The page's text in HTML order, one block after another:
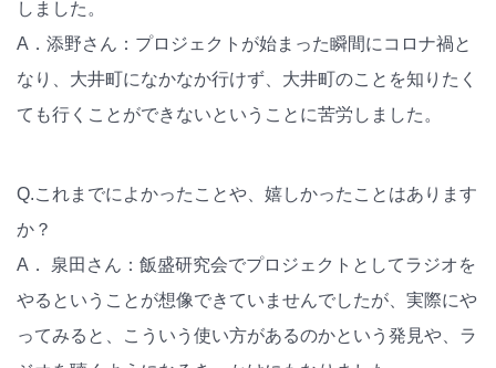
しました。
A．添野さん：プロジェクトが始まった瞬間にコロナ禍と
なり、大井町になかなか行けず、大井町のことを知りたく
ても行くことができないということに苦労しました。
Q.これまでによかったことや、嬉しかったことはあります
か？
A． 泉田さん：飯盛研究会でプロジェクトとしてラジオを
やるということが想像できていませんでしたが、実際にや
ってみると、こういう使い方があるのかという発見や、ラ